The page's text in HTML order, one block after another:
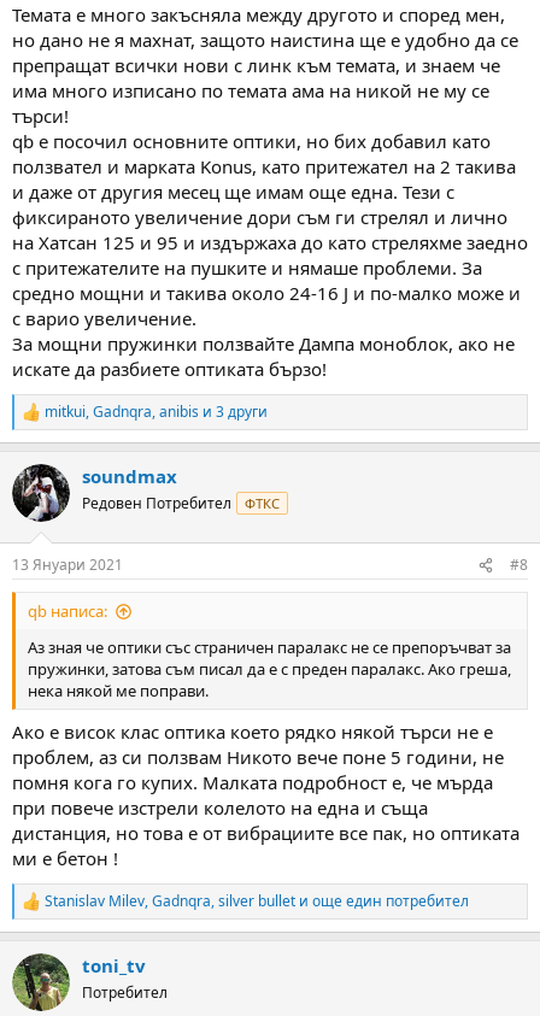
Темата е много закъсняла между другото и според мен,
но дано не я махнат, защото наистина ще е удобно да се
препращат всички нови с линк към темата, и знаем че
има много изписано по темата ама на никой не му се
търси!
qb е посочил основните оптики, но бих добавил като
ползвател и марката Konus, като притежател на 2 такива
и даже от другия месец ще имам още една. Тези с
фиксираното увеличение дори съм ги стрелял и лично
на Хатсан 125 и 95 и издържаха до като стреляхме заедно
с притежателите на пушките и нямаше проблеми. За
средно мощни и такива около 24-16 J и по-малко може и
с варио увеличение.
За мощни пружинки ползвайте Дампа моноблок, ако не
искате да разбиете оптиката бързо!
R
e
c
t
i
s
:
mitkui,Gadnqra,anibis и 3 други
soundmax
Редовен Потребител ФТКС
13 Януари 2021 #8
qb написа:
Аз зная че оптики със страничен паралакс не се препоръчват за
пружинки, затова съм писал да е с преден паралакс. Ако греша,
нека някой ме поправи.
Ако е висок клас оптика което рядко някой търси не е
проблем, аз си ползвам Никото вече поне 5 години, не
помня кога го купих. Малката подробност е, че мърда
при повече изстрели колелото на една и съща
дистанция, но това е от вибрациите все пак, но оптиката
ми е бетон !
R
e
c
t
i
Stanislav Milev,Gadnqra,silver bullet и още един потребител
toni_tv
Потребител